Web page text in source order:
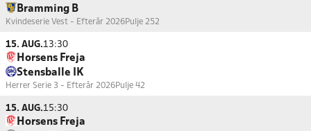
Bramming B
Kvindeserie Vest - Efterår 2026Pulje 252
15. AUG.13:30
Horsens Freja
Stensballe IK
Herrer Serie 3 - Efterår 2026Pulje 42
15. AUG.15:30
Horsens Freja